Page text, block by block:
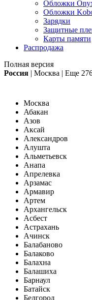
Обложки
Обложки
Зарядки
Защитные
Карты памяти
Распродажа
Полная версия
Россия | Москва | Еще
Москва
Абакан
Азов
Аксай
Александров
Алушта
Альметьевск
Анапа
Апрелевка
Арзамас
Армавир
Артем
Архангельск
Асбест
Астрахань
Ачинск
Балабаново
Балаково
Балахна
Балашиха
Барнаул
Батайск
Белгород